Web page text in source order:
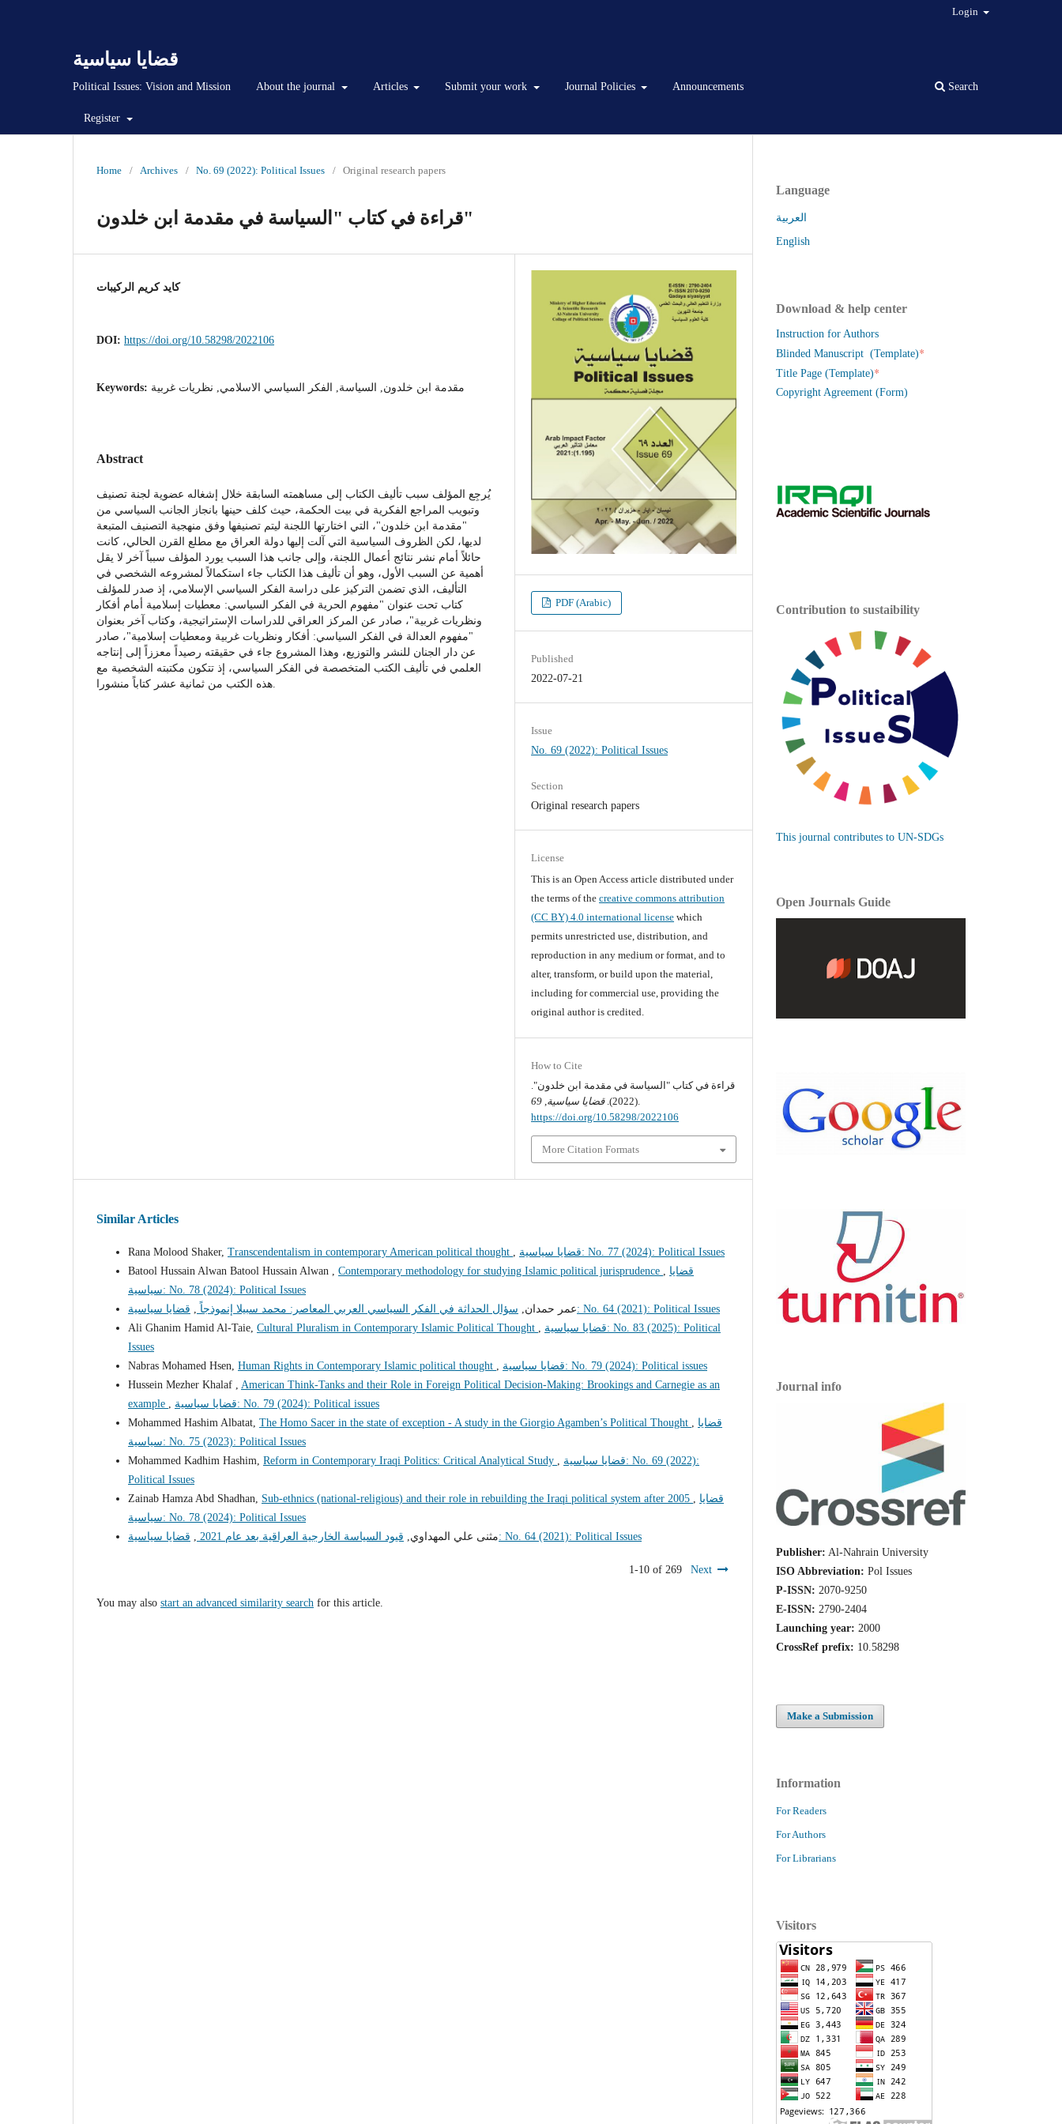
قضايا سياسية
Political Issues: Vision and Mission About the journal Articles Submit your work Journal Policies Announcements
Register
Search
Login
Home / Archives / No. 69 (2022): Political Issues / Original research papers
قراءة في كتاب "السياسة في مقدمة ابن خلدون"
كايد كريم الركيبات
DOI: https://doi.org/10.58298/2022106
Keywords: مقدمة ابن خلدون, السياسة, الفكر السياسي الاسلامي, نظريات غربية
Abstract
يُرجِع المؤلف سبب تأليف الكتاب إلى مساهمته السابقة خلال إشغاله عضوية لجنة تصنيف
وتبويب المراجع الفكرية في بيت الحكمة، حيث كلف حينها بانجاز الجانب السياسي من
"مقدمة ابن خلدون"، التي اختارتها اللجنة ليتم تصنيفها وفق منهجية التصنيف المتبعة
لديها، لكن الظروف السياسية التي آلت إليها دولة العراق مع مطلع القرن الحالي، كانت
حائلاً أمام نشر نتائج أعمال اللجنة، وإلى جانب هذا السبب يورد المؤلف سبباً آخر لا يقل
أهمية عن السبب الأول، وهو أن تأليف هذا الكتاب جاء استكمالاً لمشروعه الشخصي في
التأليف، الذي تضمن التركيز على دراسة الفكر السياسي الإسلامي، إذ صدر للمؤلف
كتاب تحت عنوان "مفهوم الحرية في الفكر السياسي: معطيات إسلامية أمام أفكار
ونظريات غربية"، صادر عن المركز العراقي للدراسات الإستراتيجية، وكتاب آخر بعنوان
"مفهوم العدالة في الفكر السياسي: أفكار ونظريات غربية ومعطيات إسلامية"، صادر
عن دار الجنان للنشر والتوزيع، وهذا المشروع جاء في حقيقته رصيداً معززاً إلى إنتاجه
العلمي في تأليف الكتب المتخصصة في الفكر السياسي، إذ تتكون مكتبته الشخصية مع
PDF (Arabic)
Published
2022-07-21
Issue
No. 69 (2022): Political Issues
Section
Original research papers
License
This is an Open Access article distributed under
the terms of thecreative commons attribution
(CC BY) 4.0 international license which
permits unrestricted use, distribution, and
reproduction in any medium or format, and to
alter, transform, or build upon the material,
including for commercial use, providing the
original author is credited.
How to Cite
قراءة في كتاب "السياسة في مقدمة ابن خلدون".
(2022).
قضايا سياسية,
69
.
https://doi.org/10.58298/2022106
More Citation Formats
Similar Articles
Rana Molood Shaker, Transcendentalism in contemporary American political thought
قضايا سياسية: No. 77 (2024): Political Issues
Batool Hussain Alwan Batool Hussain Alwan , Contemporary methodology for studying Islamic political jurisprudence
قضايا
سياسية: No. 78 (2024): Political Issues
عمر حمدان, سؤال الحداثة في الفكر السياسي العربي المعاصر: محمد سبيلا إنموذجاً
قضايا سياسية: No. 64 (2021): Political Issues
Ali Ghanim Hamid Al-Taie, Cultural Pluralism in Contemporary Islamic Political Thought
قضايا سياسية: No. 83 (2025): Political
Issues
Nabras Mohamed Hsen, Human Rights in Contemporary Islamic political thought
قضايا سياسية: No. 79 (2024): Political issues
Hussein Mezher Khalaf , American Think-Tanks and their Role in Foreign Political Decision-Making: Brookings and Carnegie as an
example
قضايا سياسية: No. 79 (2024): Political issues
Mohammed Hashim Albatat, The Homo Sacer in the state of exception - A study in the Giorgio Agamben’s Political Thought
قضايا
سياسية: No. 75 (2023): Political Issues
Mohammed Kadhim Hashim, Reform in Contemporary Iraqi Politics: Critical Analytical Study
قضايا سياسية: No. 69 (2022):
Political Issues
Zainab Hamza Abd Shadhan, Sub-ethnics (national-religious) and their role in rebuilding the Iraqi political system after 2005
قضايا
سياسية: No. 78 (2024): Political Issues
مثنى علي المهداوي, قيود السياسة الخارجية العراقية بعد عام 2021 قضايا سياسية: No. 64 (2021): Political Issues
1-10 of 269 Next
You may also start an advanced similarity search for this article.
Language
العربية
English
Download & help center
Instruction for Authors
Blinded Manuscript (Template)*
Title Page (Template)*
Copyright Agreement (Form)
Contribution to sustaibility
This journal contributes to UN-SDGs
Open Journals Guide
Journal info
Publisher: Al-Nahrain University
ISO Abbreviation: Pol Issues
P-ISSN: 2070-9250
E-ISSN: 2790-2404
Launching year: 2000
CrossRef prefix: 10.58298
Make a Submission
Information
For Readers
For Authors
For Librarians
Visitors